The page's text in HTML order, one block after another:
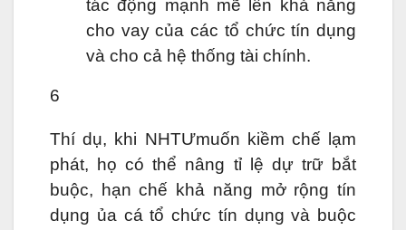
tác động mạnh mẽ lên khả năng
cho vay của các tổ chức tín dụng
và cho cả hệ thống tài chính.
6
Thí dụ, khi NHTƯmuốn kiềm chế lạm
phát, họ có thể nâng tỉ lệ dự trữ bắt
buộc, hạn chế khả năng mở rộng tín
dụng ủa cá tổ chức tín dụng và buộc